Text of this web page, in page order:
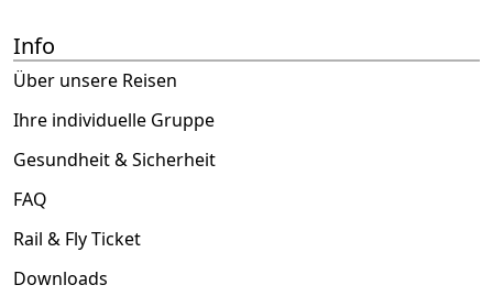
Info
Über unsere Reisen
Ihre individuelle Gruppe
Gesundheit & Sicherheit
FAQ
Rail & Fly Ticket
Downloads